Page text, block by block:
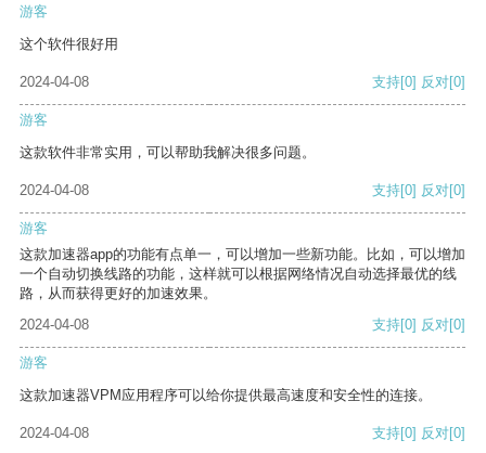
游客
这个软件很好用
2024-04-08 支持[0] 反对[0]
游客
这款软件非常实用，可以帮助我解决很多问题。
2024-04-08 支持[0] 反对[0]
游客
这款加速器app的功能有点单一，可以增加一些新功能。比如，可以增加
一个自动切换线路的功能，这样就可以根据网络情况自动选择最优的线
路，从而获得更好的加速效果。
2024-04-08
支持[0] 反对[0]
游客
这款加速器VPM应用程序可以给你提供最高速度和安全性的连接。
2024-04-08 支持[0] 反对[0]